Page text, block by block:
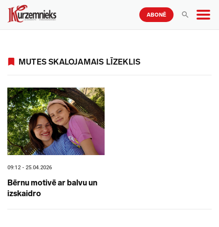
ABONĒ
MUTES SKALOJAMAIS LĪZEKLIS
09:12 - 25.04.2026
Bērnu motivē ar balvu un
izskaidro